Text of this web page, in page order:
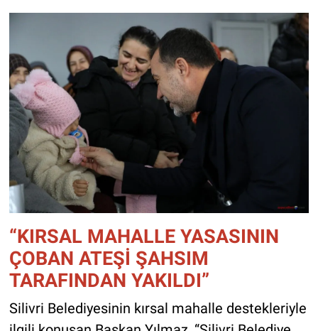
“KIRSAL MAHALLE YASASININ
ÇOBAN ATEŞİ ŞAHSIM
TARAFINDAN YAKILDI”
Silivri Belediyesinin kırsal mahalle destekleriyle